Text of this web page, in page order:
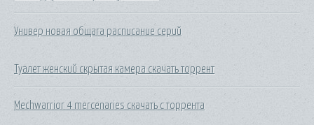
Универ новая общага расписание серий
Туалет женский скрытая камера скачать торрент
Mechwarrior 4 mercenaries скачать с торрента